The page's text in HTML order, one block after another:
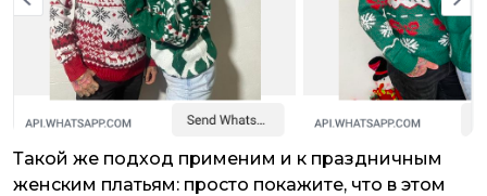
Такой же подход применим и к праздничным
женским платьям: просто покажите, что в этом